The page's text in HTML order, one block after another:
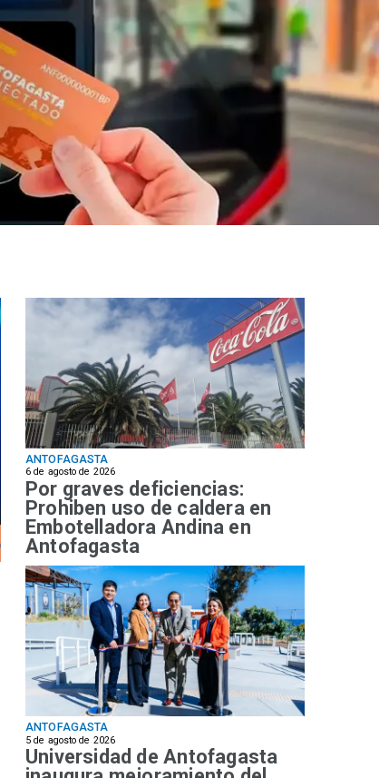
ANTOFAGASTA
6 de agosto de 2026
Por graves deficiencias:
Prohiben uso de caldera en
Embotelladora Andina en
Antofagasta
ANTOFAGASTA
5 de agosto de 2026
Universidad de Antofagasta